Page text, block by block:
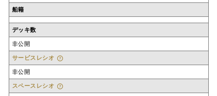
船籍
デッキ数
非公開
サービスレシオ
非公開
スペースレシオ